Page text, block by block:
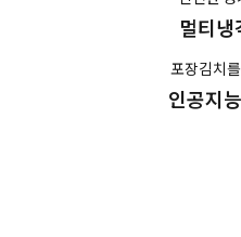
멀티냉
포장김치
인공지